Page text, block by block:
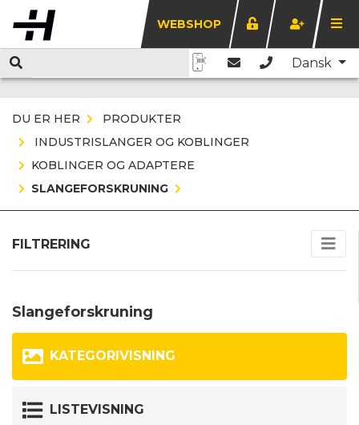
WEBSHOP
Dansk
DU ER HER
PRODUKTER
INDUSTRISLANGER OG KOBLINGER
KOBLINGER OG ADAPTERE
SLANGEFORSKRUNING
FILTRERING
Slangeforskruning
KATEGORIVISNING
LISTEVISNING